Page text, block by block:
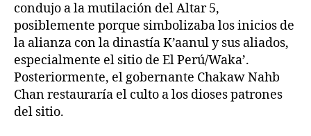
condujo a la mutilación del Altar 5,
posiblemente porque simbolizaba los inicios de
la alianza con la dinastía K’aanul y sus aliados,
especialmente el sitio de El Perú/Waka’.
Posteriormente, el gobernante Chakaw Nahb
Chan restauraría el culto a los dioses patrones
del sitio.